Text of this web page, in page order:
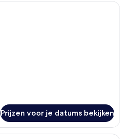
Een moderne hotelkamer met een
Prijzen voor je datums bekijken
Een hotelkamer met een groot bed,